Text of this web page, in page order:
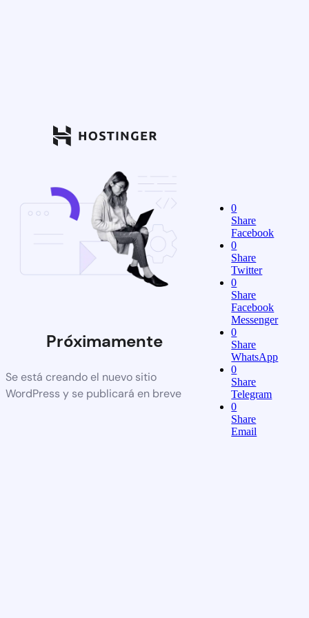
Próximamente
Se está creando el nuevo sitio
WordPress y se publicará en breve
0
Share
Facebook
0
Share
Twitter
0
Share
Facebook
Messenger
0
Share
WhatsApp
0
Share
Telegram
0
Share
Email